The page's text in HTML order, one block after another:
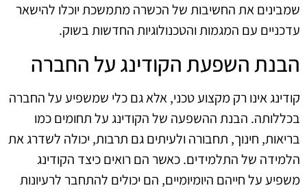
שמבינים את החשיבות של הכשרה מתמשכת יוכלו להישאר
עדכניים עם המגמות והטכנולוגיות החדשות בשוק.
הבנת השפעת הקודינג על החברה
קודינג אינו רק מקצוע טכני, אלא גם כלי שמשפיע על החברה
בכללותה. הבנת ההשפעה של הקודינג על תחומים כמו
בריאות, חינוך, תחבורה ולעיתים גם תרבות, יכולה לשדרג את
הלמידה של התלמידים. כאשר הם רואים כיצד הקודינג
משפיע על חייהם היומיומיים, הם יכולים להתחבר לרעיונות